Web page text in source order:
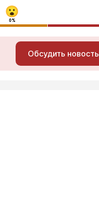
0%
Обсудить новость